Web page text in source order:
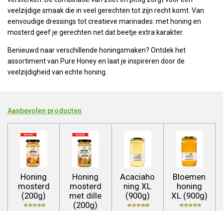
veelzijdige smaak die in veel gerechten tot zijn recht komt. Van
eenvoudige dressings tot creatieve marinades: met honing en
mosterd geef je gerechten net dat beetje extra karakter.
Benieuwd naar verschillende honingsmaken? Ontdek het
assortiment van Pure Honey en laat je inspireren door de
veelzijdigheid van echte honing.
Aanbevolen producten
Honing
mosterd
(200g)
Honing
mosterd
met dille
(200g)
Acaciaho
ning XL
(900g)
Bloemen
honing
XL (900g)